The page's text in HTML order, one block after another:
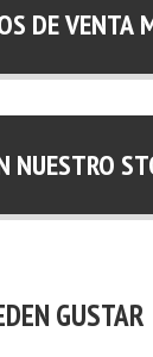
DE VENTA
NUESTRO
GUSTAR